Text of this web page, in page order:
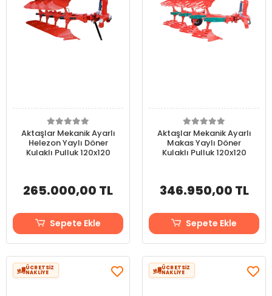
Aktaşlar Mekanik Ayarlı
Helezon Yaylı Döner
Kulaklı Pulluk 120x120
265.000,00 TL
Sepete Ekle
Aktaşlar Mekanik Ayarlı
Makas Yaylı Döner
Kulaklı Pulluk 120x120
346.950,00 TL
Sepete Ekle
ÜCRETSİZ
NAKLİYE
ÜCRETSİZ
NAKLİYE